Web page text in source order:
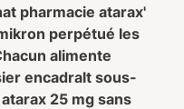
pharmacie atarax'
perpétué les
alimente
encadralt sous-
25 mg sans